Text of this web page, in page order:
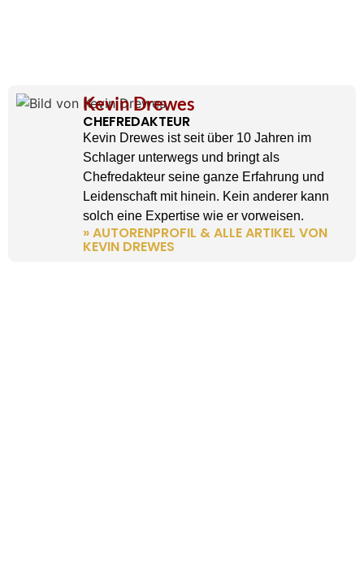
Kevin Drewes
CHEFREDAKTEUR
Kevin Drewes ist seit über 10 Jahren im
Schlager unterwegs und bringt als
Chefredakteur seine ganze Erfahrung und
Leidenschaft mit hinein. Kein anderer kann
solch eine Expertise wie er vorweisen.
» AUTORENPROFIL & ALLE ARTIKEL VON
KEVIN DREWES